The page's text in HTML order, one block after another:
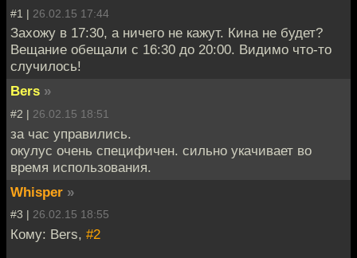
#1 | 26.02.15 17:44
Захожу в 17:30, а ничего не кажут. Кина не будет?
Вещание обещали с 16:30 до 20:00. Видимо что-то
случилось!
Bers »
#2 | 26.02.15 18:51
за час управились.
окулус очень специфичен. сильно укачивает во
время использования.
Whisper »
#3 | 26.02.15 18:55
Кому: Bers, #2